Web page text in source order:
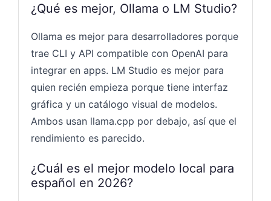
¿Qué es mejor, Ollama o LM Studio?
Ollama es mejor para desarrolladores porque
trae CLI y API compatible con OpenAI para
integrar en apps. LM Studio es mejor para
quien recién empieza porque tiene interfaz
gráfica y un catálogo visual de modelos.
Ambos usan llama.cpp por debajo, así que el
rendimiento es parecido.
¿Cuál es el mejor modelo local para
español en 2026?